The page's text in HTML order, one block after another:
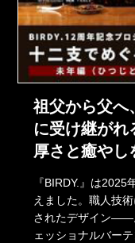
祖父から父
に受け継が
厚さと癒やし
『BIRDY.』は
えました。職人技
されたデザイン――
ェッショナルバー